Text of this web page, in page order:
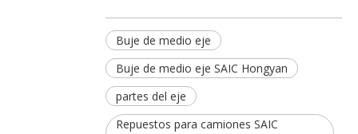
Buje de medio eje
Buje de medio eje SAIC Hongyan
partes del eje
Repuestos para camiones SAIC